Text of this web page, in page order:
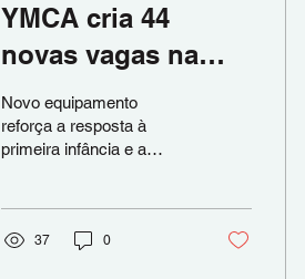
YMCA cria 44
novas vagas na
Creche da Bela
Vista
Novo equipamento
reforça a resposta à
primeira infância e a
desenvolver a Creche do
37 0